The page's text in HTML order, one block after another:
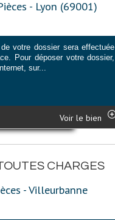
- Lyon (69001)
votre dossier sera effectuée
Pour déposer votre dossier,
sur...
Voir le bien
CHARGES
- Villeurbanne